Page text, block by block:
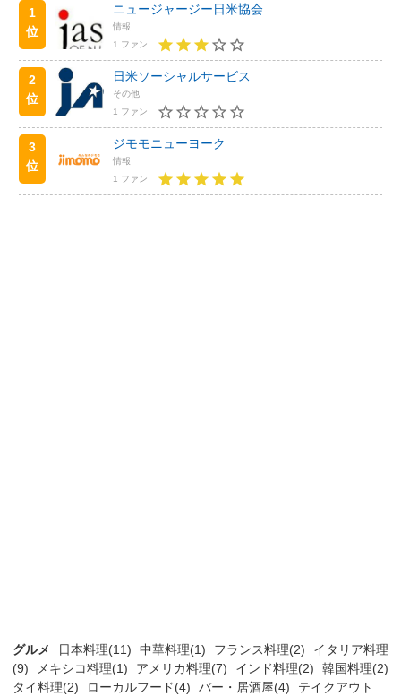
1
位
ニュージャージー日米協会
情報
1 ファン
2
位
日米ソーシャルサービス
その他
1 ファン
3
位
ジモモニューヨーク
情報
1 ファン
グルメ 日本料理(11) 中華料理(1) フランス料理(2)
イタリア料理
(9)
メキシコ料理(1) アメリカ料理(7) インド料理(2)
韓国料理(2)
タイ料理(2)
ローカルフード(4) バー・居酒屋(4)
テイクアウト